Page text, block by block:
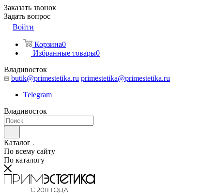
Заказать звонок
Задать вопрос
Войти
Корзина0
Избранные товары0
Владивосток
butik@primestetika.ru primestetika@primestetika.ru
Telegram
Владивосток
Каталог
По всему сайту
По каталогу